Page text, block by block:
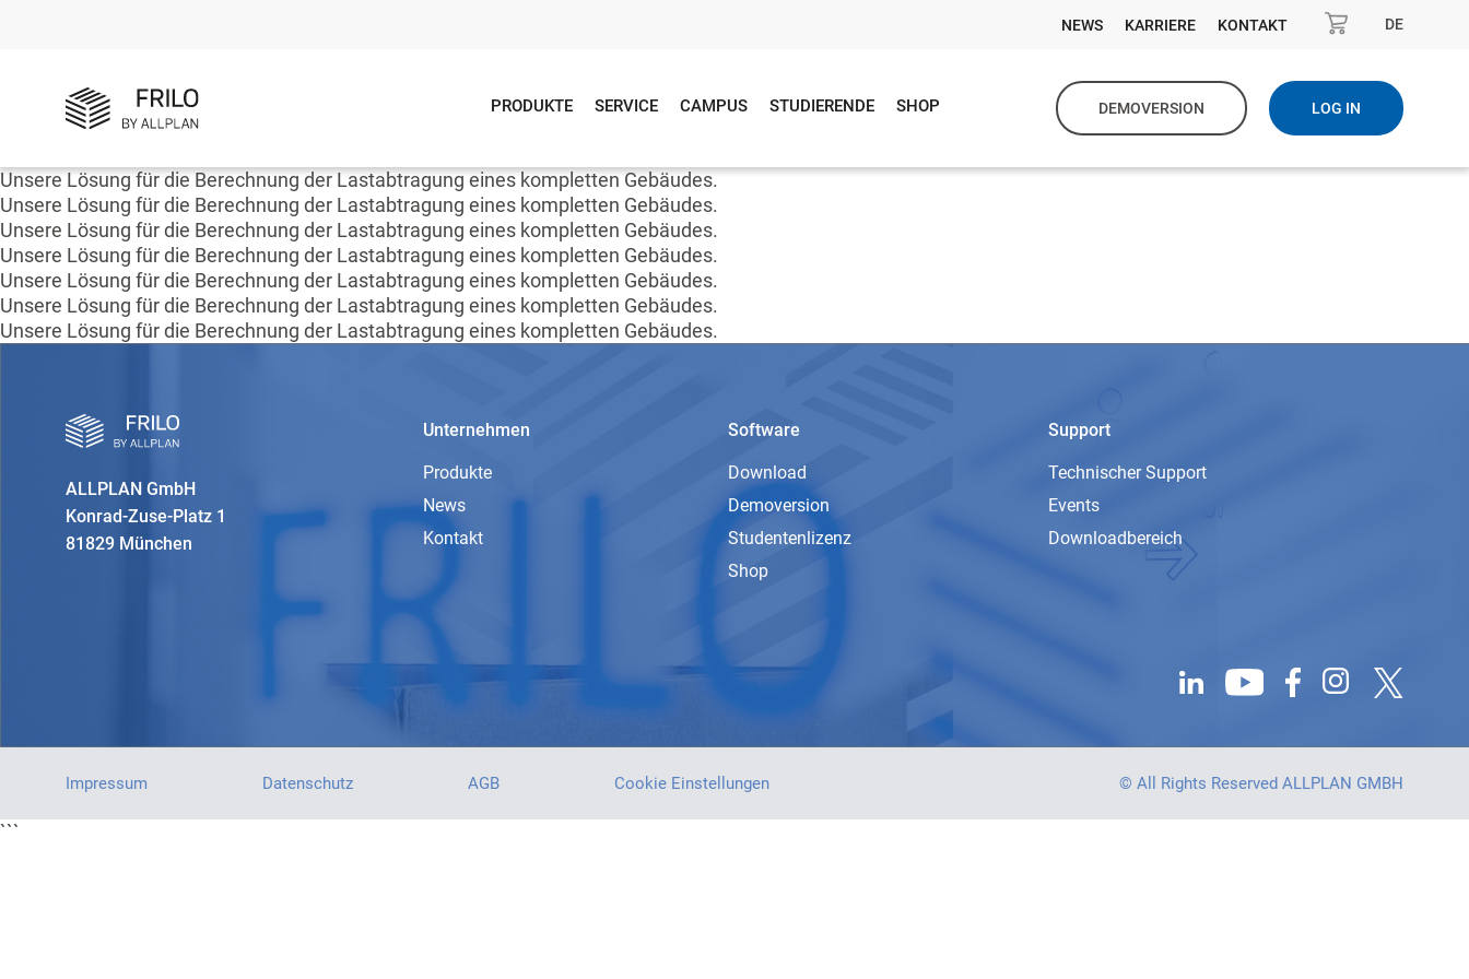
NEWS KARRIERE KONTAKT DE
PRODUKTE SERVICE CAMPUS STUDIERENDE SHOP DEMOVERSION LOG IN
Unsere Lösung für die Berechnung der Lastabtragung eines kompletten Gebäudes.
Unsere Lösung für die Berechnung der Lastabtragung eines kompletten Gebäudes.
Unsere Lösung für die Berechnung der Lastabtragung eines kompletten Gebäudes.
Unsere Lösung für die Berechnung der Lastabtragung eines kompletten Gebäudes.
Unsere Lösung für die Berechnung der Lastabtragung eines kompletten Gebäudes.
Unsere Lösung für die Berechnung der Lastabtragung eines kompletten Gebäudes.
Unsere Lösung für die Berechnung der Lastabtragung eines kompletten Gebäudes.
ALLPLAN GmbH
Konrad-Zuse-Platz 1
81829 München
Unternehmen
Produkte
News
Kontakt
Software
Download
Demoversion
Studentenlizenz
Shop
Support
Technischer Support
Events
Downloadbereich
Impressum Datenschutz AGB Cookie Einstellungen © All Rights Reserved ALLPLAN GMBH
```